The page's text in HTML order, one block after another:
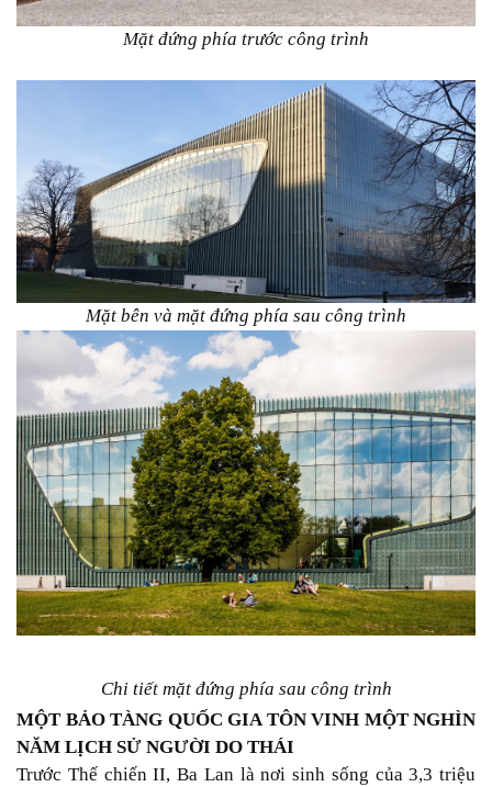
Mặt đứng phía trước công trình
Mặt bên và mặt đứng phía sau công trình
Chi tiết mặt đứng phía sau công trình
MỘT BẢO TÀNG QUỐC GIA TÔN VINH MỘT NGHÌN
NĂM LỊCH SỬ NGƯỜI DO THÁI
Trước Thế chiến II, Ba Lan là nơi sinh sống của 3,3 triệu